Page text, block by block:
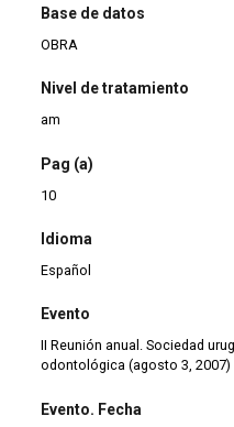
Base de datos
OBRA
Nivel de tratamiento
am
Pag (a)
10
Idioma
Español
Evento
II Reunión anual. Sociedad
odontológica (agosto 3, 2007)
Evento. Fecha